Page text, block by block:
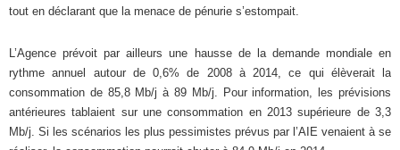
tout en déclarant que la menace de pénurie s’estompait.
L’Agence prévoit par ailleurs une hausse de la demande mondiale en
rythme annuel autour de 0,6% de 2008 à 2014, ce qui élèverait la
consommation de 85,8 Mb/j à 89 Mb/j. Pour information, les prévisions
antérieures tablaient sur une consommation en 2013 supérieure de 3,3
Mb/j. Si les scénarios les plus pessimistes prévus par l’AIE venaient à se